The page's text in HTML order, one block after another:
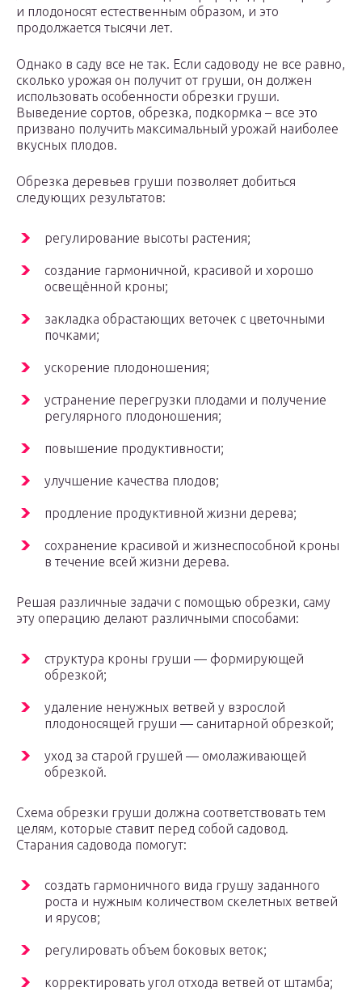
и плодоносят естественным образом, и это
продолжается тысячи лет.
Однако в саду все не так. Если садоводу не все равно,
сколько урожая он получит от груши, он должен
использовать особенности обрезки груши.
Выведение сортов, обрезка, подкормка – все это
призвано получить максимальный урожай наиболее
вкусных плодов.
Обрезка деревьев груши позволяет добиться
следующих результатов:
регулирование высоты растения;
создание гармоничной, красивой и хорошо
освещённой кроны;
закладка обрастающих веточек с цветочными
почками;
ускорение плодоношения;
устранение перегрузки плодами и получение
регулярного плодоношения;
повышение продуктивности;
улучшение качества плодов;
продление продуктивной жизни дерева;
сохранение красивой и жизнеспособной кроны
в течение всей жизни дерева.
Решая различные задачи с помощью обрезки, саму
эту операцию делают различными способами:
структура кроны груши — формирующей
обрезкой;
удаление ненужных ветвей у взрослой
плодоносящей груши — санитарной обрезкой;
уход за старой грушей — омолаживающей
обрезкой.
Схема обрезки груши должна соответствовать тем
целям, которые ставит перед собой садовод.
Старания садовода помогут:
создать гармоничного вида грушу заданного
роста и нужным количеством скелетных ветвей
и ярусов;
регулировать объем боковых веток;
корректировать угол отхода ветвей от штамба;